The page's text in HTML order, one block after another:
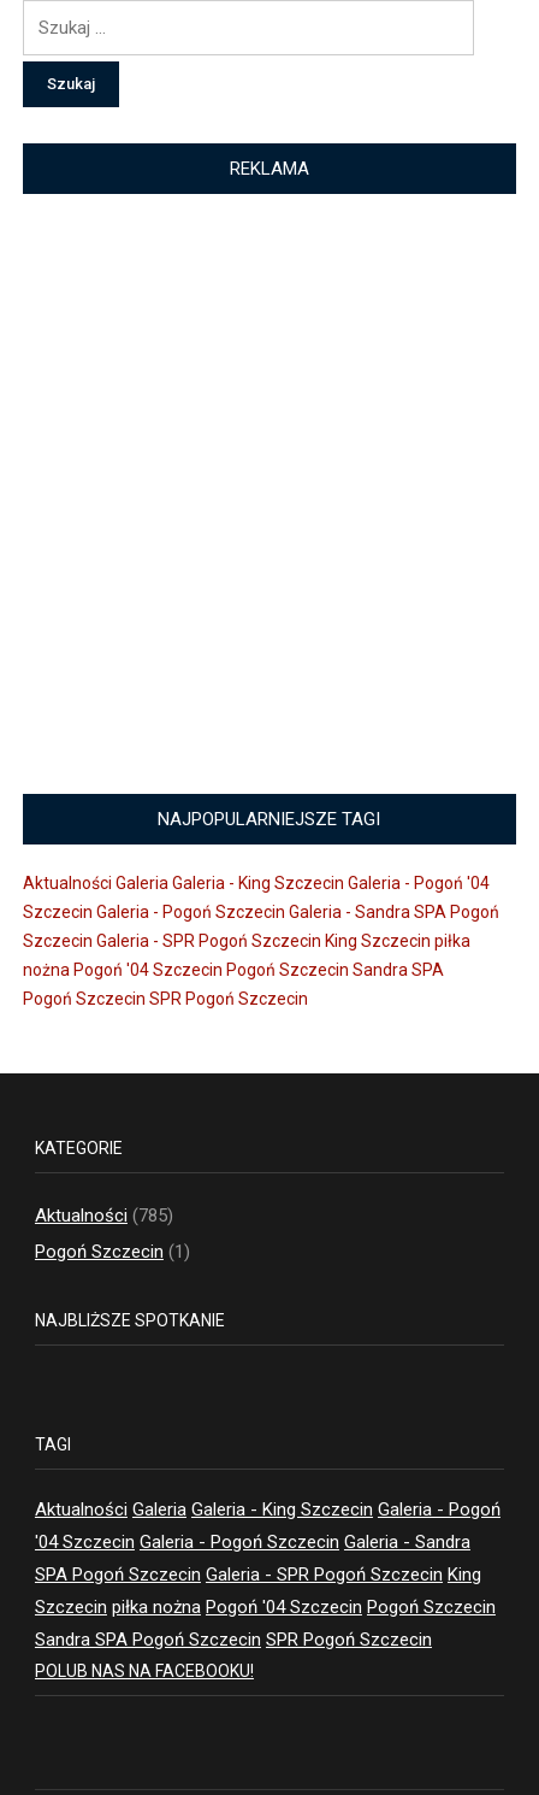
REKLAMA
NAJPOPULARNIEJSZE TAGI
Aktualności Galeria Galeria - King Szczecin Galeria - Pogoń '04
Szczecin Galeria - Pogoń Szczecin Galeria - Sandra SPA Pogoń
Szczecin Galeria - SPR Pogoń Szczecin King Szczecin piłka
nożna Pogoń '04 Szczecin Pogoń Szczecin Sandra SPA
Pogoń Szczecin SPR Pogoń Szczecin
KATEGORIE
Aktualności (785)
Pogoń Szczecin (1)
NAJBLIŻSZE SPOTKANIE
TAGI
Aktualności Galeria Galeria - King Szczecin Galeria - Pogoń
'04 Szczecin Galeria - Pogoń Szczecin Galeria - Sandra
SPA Pogoń Szczecin Galeria - SPR Pogoń Szczecin King
Szczecin piłka nożna Pogoń '04 Szczecin Pogoń Szczecin
Sandra SPA Pogoń Szczecin SPR Pogoń Szczecin
POLUB NAS NA FACEBOOKU!